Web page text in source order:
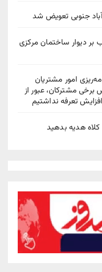
دیوار ساختمان مرکزی
امور مشتریان
مشترکان، عبور از
تعرفه نداشتیم
کلاه هدیه بدهید